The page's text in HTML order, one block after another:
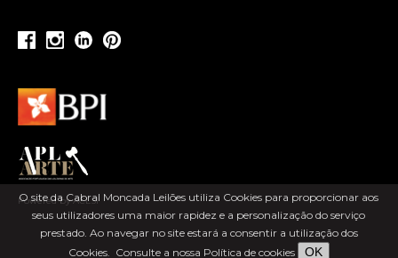
O site da Cabral Moncada Leilões utiliza Cookies para proporcionar aos
seus utilizadores uma maior rapidez e a personalização do serviço
prestado. Ao navegar no site estará a consentir a utilização dos
Cookies.
Consulte a nossa Política de cookies OK
Powered by ACLSI